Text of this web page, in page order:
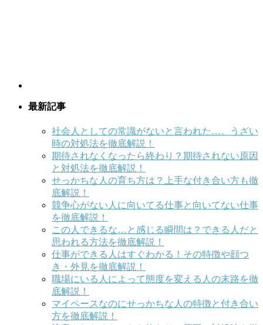
最新記事
社会人としての常識がないと言われた…。うざい
時の対処法を徹底解説！
期待されなくなったら終わり？期待されない原因
と対処法を徹底解説！
せっかちな人の育ち方は？上手な付き合い方も徹
底解説！
競争心がない人に向いてる仕事と向いてない仕事
を徹底解説！
この人できるな…と感じる瞬間は？できる人だと
思われる方法を徹底解説！
仕事ができる人はすぐわかる！その特徴や顔つ
き・外見を徹底解説！
職場にいる人によって態度を変える人の末路を徹
底解説！
マイペースなのにせっかちな人の特徴と付き合い
方を徹底解説！